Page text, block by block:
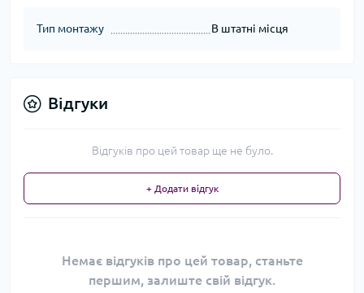
Тип монтажу В штатні місця
Відгуки
Відгуків про цей товар ще не було.
+ Додати відгук
Немає відгуків про цей товар, станьте
першим, залиште свій відгук.